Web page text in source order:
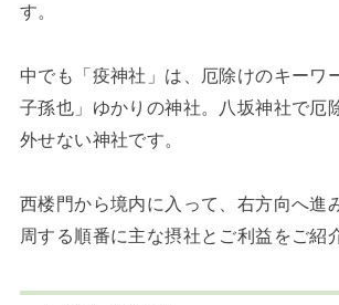
す。
中でも「疫神社」は、厄除けのキーワ
子孫也」ゆかりの神社。八坂神社で厄
外せない神社です。
西楼門から境内に入って、右方向へ進
周する順番に主な摂社とご利益をご紹